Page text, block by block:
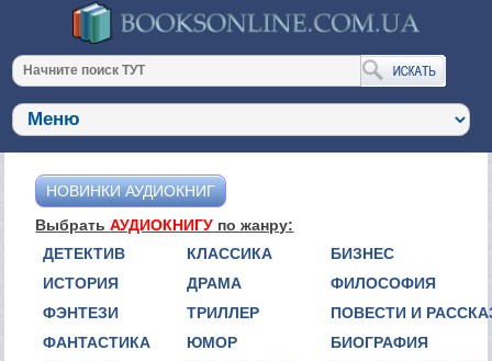
НОВИНКИ АУДИОКНИГ
ВыбратьАУДИОКНИГУ по жанру:
ДЕТЕКТИВ
ИСТОРИЯ
ФЭНТЕЗИ
ФАНТАСТИКА
КЛАССИКА
ДРАМА
ТРИЛЛЕР
ЮМОР
БИЗНЕС
ФИЛОСОФИЯ
ПОВЕСТИ И
БИОГРАФИЯ